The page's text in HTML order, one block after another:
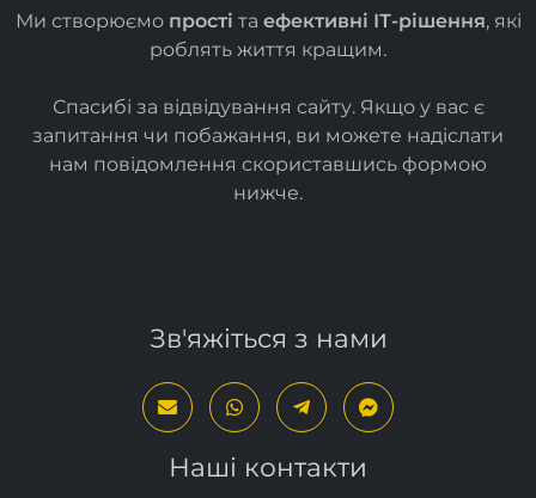
Ми створюємопрості таефективні ІТ-рішення
Спасибі за відвідування сайту. Якщо у вас є
запитання чи побажання, ви можете надіслати
нам повідомлення скориставшись формою
Зв'яжіться з нами